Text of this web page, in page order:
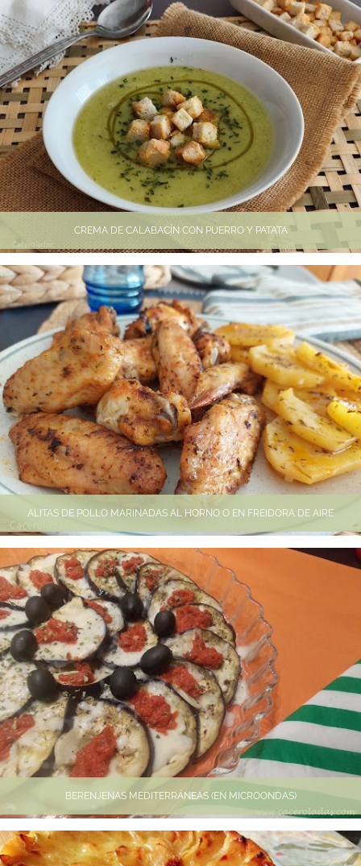
CREMA DE CALABACÍN CON PUERRO Y PATATA
ALITAS DE POLLO MARINADAS AL HORNO O EN FREIDORA DE AIRE
BERENJENAS MEDITERRÁNEAS (EN MICROONDAS)